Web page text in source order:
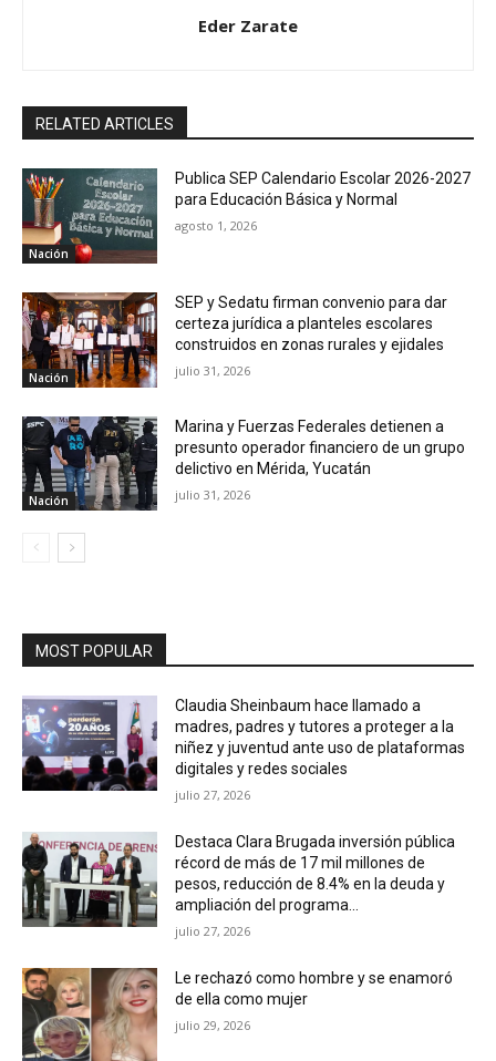
Eder Zarate
RELATED ARTICLES
Nación
Publica SEP Calendario Escolar 2026-2027
para Educación Básica y Normal
agosto 1, 2026
Nación
SEP y Sedatu firman convenio para dar
certeza jurídica a planteles escolares
construidos en zonas rurales y ejidales
julio 31, 2026
Nación
Marina y Fuerzas Federales detienen a
presunto operador financiero de un grupo
delictivo en Mérida, Yucatán
julio 31, 2026
MOST POPULAR
Claudia Sheinbaum hace llamado a
madres, padres y tutores a proteger a la
niñez y juventud ante uso de plataformas
digitales y redes sociales
julio 27, 2026
Destaca Clara Brugada inversión pública
récord de más de 17 mil millones de
pesos, reducción de 8.4% en la deuda y
ampliación del programa...
julio 27, 2026
Le rechazó como hombre y se enamoró
de ella como mujer
julio 29, 2026